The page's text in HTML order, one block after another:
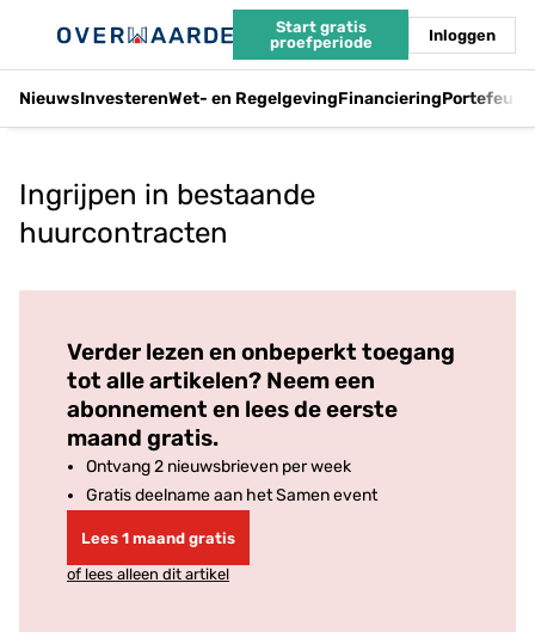
Start gratis
proefperiode
Inloggen
NieuwsInvesterenWet- en RegelgevingFinanciering
Ingrijpen in bestaande
huurcontracten
Verder lezen en onbeperkt toegang
tot alle artikelen? Neem een
abonnement en lees de eerste
maand gratis.
Ontvang 2 nieuwsbrieven per week
Gratis deelname aan het Samen event
Lees 1 maand gratis
of lees alleen dit artikel